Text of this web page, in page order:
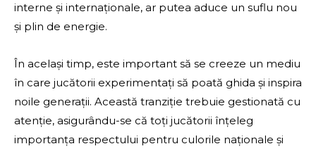
interne și internaționale, ar putea aduce un suflu nou
și plin de energie.
În același timp, este important să se creeze un mediu
în care jucătorii experimentați să poată ghida și inspira
noile generații. Această tranziție trebuie gestionată cu
atenție, asigurându-se că toți jucătorii înțeleg
importanța respectului pentru culorile naționale și